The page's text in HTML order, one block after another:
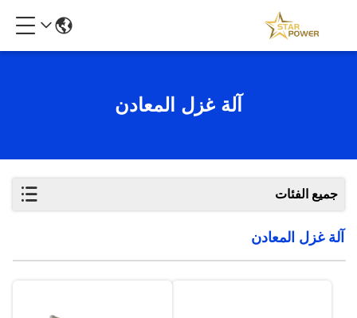
آلة غزل المعادن
جميع الفئات
آلة غزل المعادن